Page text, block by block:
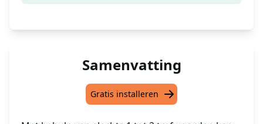
Samenvatting
Gratis installeren